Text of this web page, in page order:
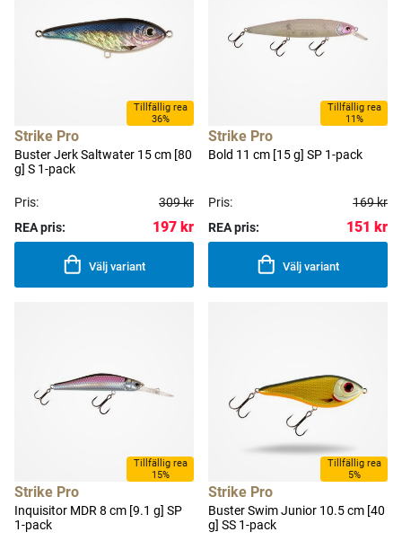
Tillfällig rea
36%
Strike Pro
Buster Jerk Saltwater 15 cm [80
g] S 1-pack
Pris:
309 kr
REA pris:
197 kr
Välj variant
Tillfällig rea
11%
Strike Pro
Bold 11 cm [15 g] SP 1-pack
Pris:
169 kr
REA pris:
151 kr
Välj variant
Tillfällig rea
15%
Strike Pro
Inquisitor MDR 8 cm [9.1 g] SP
1-pack
Tillfällig rea
5%
Strike Pro
Buster Swim Junior 10.5 cm [40
g] SS 1-pack